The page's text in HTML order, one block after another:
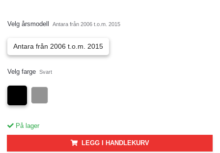
Velg årsmodell Antara från 2006 t.o.m. 2015
Antara från 2006 t.o.m. 2015
Velg farge Svart
På lager
LEGG I HANDLEKURV